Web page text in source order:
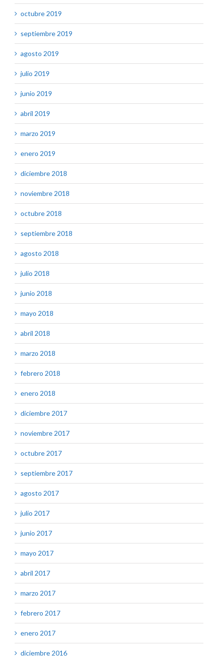
octubre 2019
septiembre 2019
agosto 2019
julio 2019
junio 2019
abril 2019
marzo 2019
enero 2019
diciembre 2018
noviembre 2018
octubre 2018
septiembre 2018
agosto 2018
julio 2018
junio 2018
mayo 2018
abril 2018
marzo 2018
febrero 2018
enero 2018
diciembre 2017
noviembre 2017
octubre 2017
septiembre 2017
agosto 2017
julio 2017
junio 2017
mayo 2017
abril 2017
marzo 2017
febrero 2017
enero 2017
diciembre 2016